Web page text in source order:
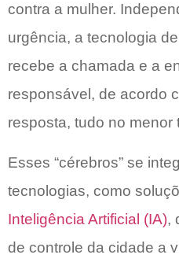
contra a mulher.
urgência, a tecnologia
recebe a chamada e a
responsável, de acordo
resposta, tudo no menor
Esses “cérebros” se
tecnologias, como
Inteligência Artificial (IA),
de controle da cidade a